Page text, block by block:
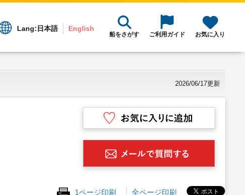
Lang: 日本語 English
船をさがす ご利用ガイド お気に入り
2026/06/17更新
1ページ印刷 全ページ印刷